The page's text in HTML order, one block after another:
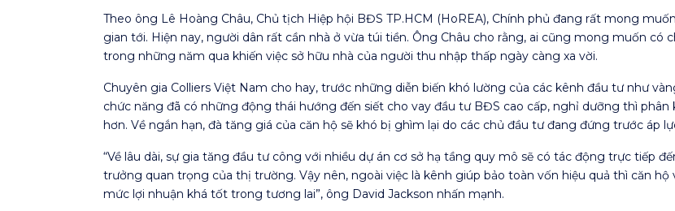
Theo ông Lê Hoàng Châu, Chủ tịch Hiệp hội BĐS TP.HCM (HoREA), Chính phủ đang rất mong
gian tới. Hiện nay, người dân rất cần nhà ở vừa túi tiền. Ông Châu cho rằng, ai cũng mong muốn
trong những năm qua khiến việc sở hữu nhà của người thu nhập thấp ngày càng xa vời.
Chuyên gia Colliers Việt Nam cho hay, trước những diễn biến khó lường của các kênh đầu tư như
chức năng đã có những động thái hướng đến siết cho vay đầu tư BĐS cao cấp, nghỉ dưỡng thì
hơn. Về ngắn hạn, đà tăng giá của căn hộ sẽ khó bị ghìm lại do các chủ đầu tư đang đứng trước áp
“Về lâu dài, sự gia tăng đầu tư công với nhiều dự án cơ sở hạ tầng quy mô sẽ có tác động trực tiếp
trưởng quan trọng của thị trường. Vậy nên, ngoài việc là kênh giúp bảo toàn vốn hiệu quả thì căn
mức lợi nhuận khá tốt trong tương lai”, ông David Jackson nhấn mạnh.